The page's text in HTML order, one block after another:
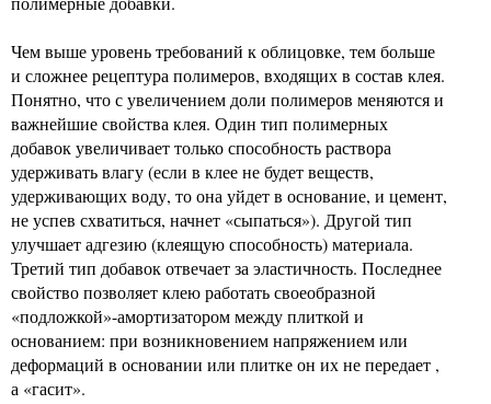
Чем выше уровень требований к облицовке, тем больше
и сложнее рецептура полимеров, входящих в состав клея.
Понятно, что с увеличением доли полимеров меняются и
важнейшие свойства клея. Один тип полимерных
добавок увеличивает только способность раствора
удерживать влагу (если в клее не будет веществ,
удерживающих воду, то она уйдет в основание, и цемент,
не успев схватиться, начнет «сыпаться»). Другой тип
улучшает адгезию (клеящую способность) материала.
Третий тип добавок отвечает за эластичность. Последнее
свойство позволяет клею работать своеобразной
«подложкой»-амортизатором между плиткой и
основанием: при возникновением напряжением или
деформаций в основании или плитке он их не передает ,
а «гасит».